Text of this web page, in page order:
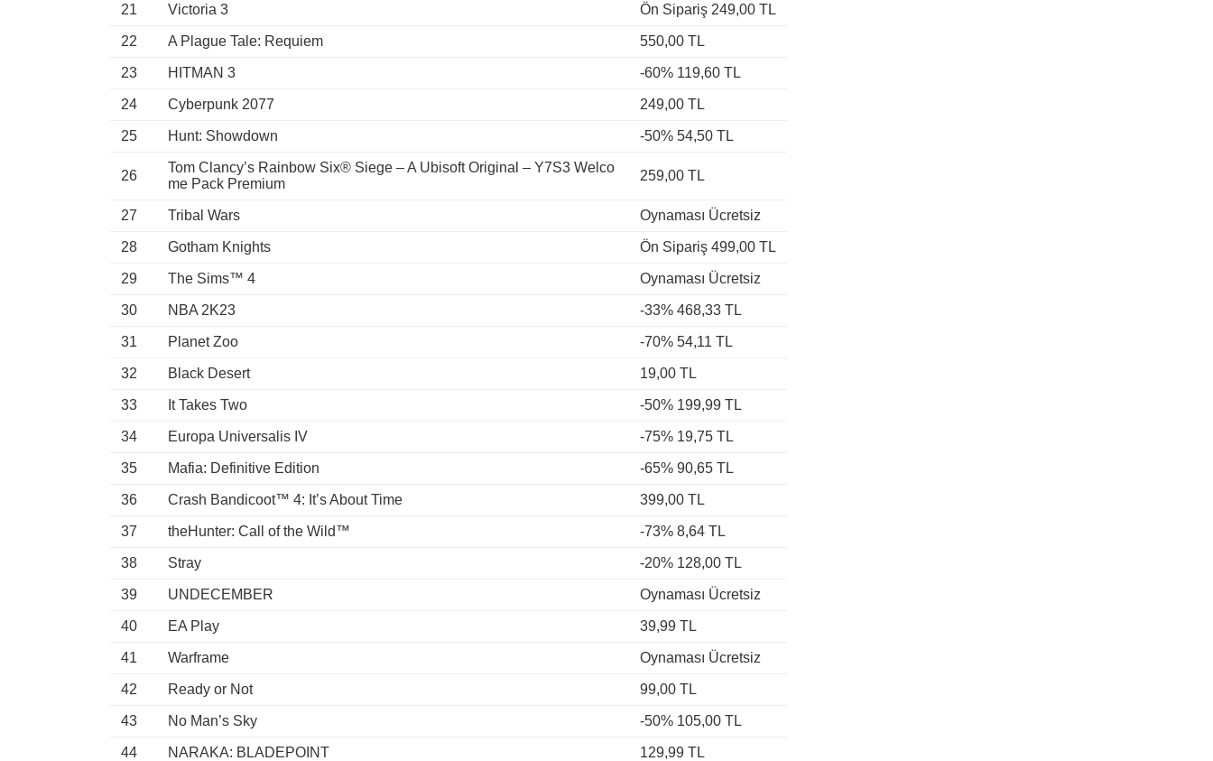
21 Victoria 3 Ön Sipariş 249,00 TL
22 A Plague Tale: Requiem 550,00 TL
23 HITMAN 3 -60% 119,60 TL
24 Cyberpunk 2077 249,00 TL
25 Hunt: Showdown -50% 54,50 TL
26
Tom Clancy’s Rainbow Six® Siege – A Ubisoft Original – Y7S3 Welco
me Pack Premium
259,00 TL
27 Tribal Wars Oynaması Ücretsiz
28 Gotham Knights Ön Sipariş 499,00 TL
29 The Sims™ 4 Oynaması Ücretsiz
30 NBA 2K23 -33% 468,33 TL
31 Planet Zoo -70% 54,11 TL
32 Black Desert 19,00 TL
33 It Takes Two -50% 199,99 TL
34 Europa Universalis IV -75% 19,75 TL
35 Mafia: Definitive Edition -65% 90,65 TL
36 Crash Bandicoot™ 4: It’s About Time 399,00 TL
37 theHunter: Call of the Wild™ -73% 8,64 TL
38 Stray -20% 128,00 TL
39 UNDECEMBER Oynaması Ücretsiz
40 EA Play 39,99 TL
41 Warframe Oynaması Ücretsiz
42 Ready or Not 99,00 TL
43 No Man’s Sky -50% 105,00 TL
44 NARAKA: BLADEPOINT 129,99 TL